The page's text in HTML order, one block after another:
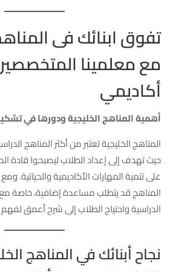
تفوق ابنائك فى
مع معلمينا
أكاديمي
أهمية المناهج الخليجية ودورها في
المناهج الخليجية تعتبر من أكثر المناهج
حيث تهدف إلى إعداد الطلاب ليصبحوا قادة
على تنمية المهارات الأكاديمية والحياتية.
المناهج قد يتطلب مساعدة إضافية، خاصة
الدراسية واحتياج الطلاب إلى شرح أعمق
نجاح أبنائك في المناهج